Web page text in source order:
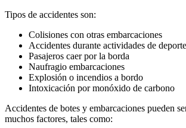
Tipos de accidentes son:
Colisiones con otras embarcaciones
Accidentes durante actividades de
Pasajeros caer por la borda
Naufragio embarcaciones
Explosión o incendios a bordo
Intoxicación por monóxido de carbono
Accidentes de botes y embarcaciones pueden
muchos factores, tales como: